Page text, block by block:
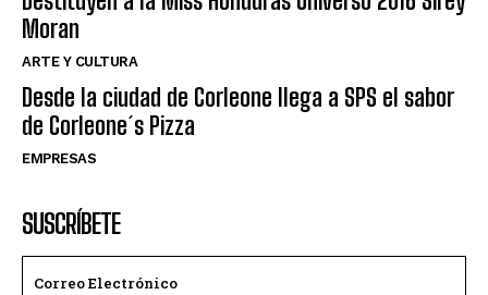
Moran
ARTE Y CULTURA
Desde la ciudad de Corleone llega a SPS el sabor
de Corleone´s Pizza
EMPRESAS
SUSCRÍBETE